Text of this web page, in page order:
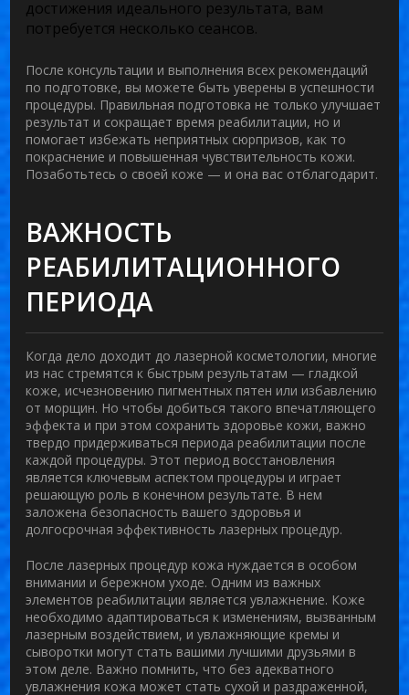
достижения идеального результата, вам
потребуется несколько сеансов.
После консультации и выполнения всех рекомендаций
по подготовке, вы можете быть уверены в успешности
процедуры. Правильная подготовка не только улучшает
результат и сокращает время реабилитации, но и
помогает избежать неприятных сюрпризов, как то
покраснение и повышенная чувствительность кожи.
Позаботьтесь о своей коже — и она вас отблагодарит.
ВАЖНОСТЬ
РЕАБИЛИТАЦИОННОГО
ПЕРИОДА
Когда дело доходит долазерной косметологии, многие
из нас стремятся к быстрым результатам — гладкой
коже, исчезновению пигментных пятен или избавлению
от морщин. Но чтобы добиться такого впечатляющего
эффекта и при этом сохранить здоровье кожи, важно
твердо придерживаться периода реабилитации после
каждой процедуры. Этот период восстановления
является ключевым аспектом процедуры и играет
решающую роль в конечном результате. В нем
заложена безопасность вашего здоровья и
долгосрочная эффективность лазерных процедур.
После лазерных процедур кожа нуждается в особом
внимании и бережном уходе. Одним из важных
элементов реабилитации является увлажнение. Коже
необходимо адаптироваться к изменениям, вызванным
лазерным воздействием, и увлажняющие кремы и
сыворотки могут стать вашими лучшими друзьями в
этом деле. Важно помнить, что без адекватного
увлажнения кожа может стать сухой и раздраженной,